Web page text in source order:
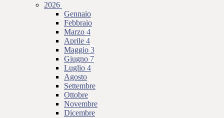
2026
Gennaio
Febbraio
Marzo 4
Aprile 4
Maggio 3
Giugno 7
Luglio 4
Agosto
Settembre
Ottobre
Novembre
Dicembre